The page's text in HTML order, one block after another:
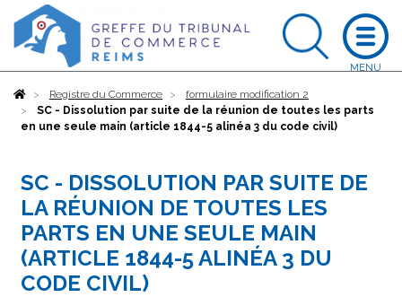
AccueilRegistre du Commerce
formulaire modification 2
SC - Dissolution par suite de la réunion de toutes les parts
en une seule main (article 1844-5 alinéa 3 du code civil)
SC - DISSOLUTION PAR SUITE DE
LA RÉUNION DE TOUTES LES
PARTS EN UNE SEULE MAIN
(ARTICLE 1844-5 ALINÉA 3 DU
CODE CIVIL)